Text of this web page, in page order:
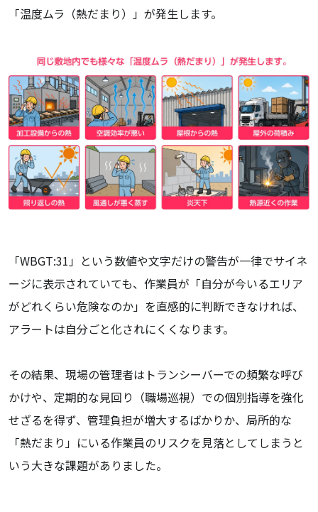
「温度ムラ（熱だまり）」が発生します。
「WBGT:31」という数値や文字だけの警告が一律でサイネ
ージに表示されていても、作業員が「自分が今いるエリア
がどれくらい危険なのか」を直感的に判断できなければ、
アラートは自分ごと化されにくくなります。
その結果、現場の管理者はトランシーバーでの頻繁な呼び
かけや、定期的な見回り（職場巡視）での個別指導を強化
せざるを得ず、管理負担が増大するばかりか、局所的な
「熱だまり」にいる作業員のリスクを見落としてしまうと
いう大きな課題がありました。